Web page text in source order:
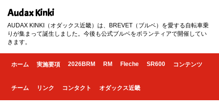
Audax Kinki
AUDAX KINKI（オダックス近畿）は、BREVET（ブルベ）を愛する自転車乗
りが集まって誕生しました。今後も公式ブルベをボランティアで開催してい
きます。
ホーム 実施要項 2026BRM RM Fleche SR600 コンテンツ
チーム リンク コンタクト オダックス近畿